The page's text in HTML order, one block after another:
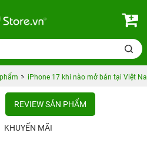
iPhone 17 khi nào mở bán tại Việt
REVIEW SẢN PHẨM
KHUYẾN MÃI